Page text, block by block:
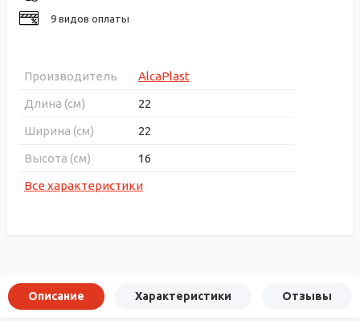
9 видов оплаты
Производитель
AlcaPlast
Длина (см)
22
Ширина (см)
22
Высота (см)
16
Все характеристики
Описание Характеристики Отзывы